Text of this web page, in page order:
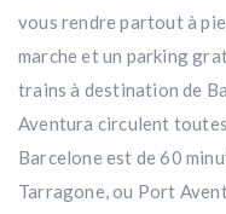
vous rendre partout à
marche et un parking
trains à destination de
Aventura circulent toutes
Barcelone est de 60
Tarragone, ou Port